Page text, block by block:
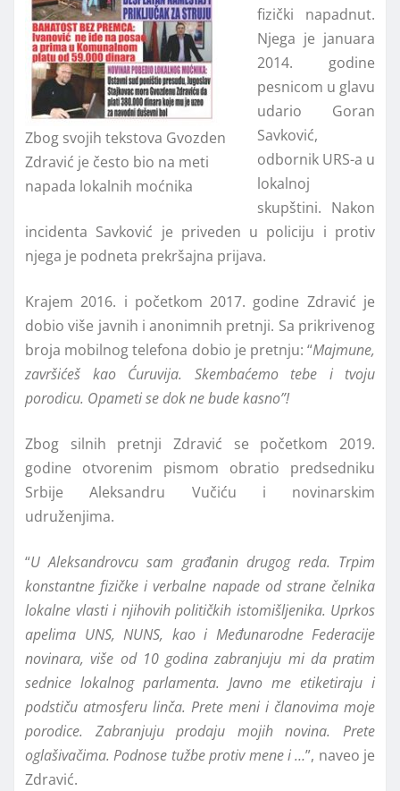
Zbog svojih tekstova Gvozden
Zdravić je često bio na meti
napada lokalnih moćnika
fizički napadnut.
Njega je januara
2014. godine
pesnicom u glavu
udario Goran
Savković,
odbornik URS-a u
lokalnoj
skupštini. Nakon
incidenta Savković je priveden u policiju i protiv
njega je podneta prekršajna prijava.
Krajem 2016. i početkom 2017. godine Zdravić je
dobio više javnih i anonimnih pretnji. Sa prikrivenog
broja mobilnog telefona dobio je pretnju: “Majmune,
završićeš kao Ćuruvija. Skembaćemo tebe i tvoju
porodicu. Opameti se dok ne bude kasno”!
Zbog silnih pretnji Zdravić se početkom 2019.
godine otvorenim pismom obratio predsedniku
Srbije Aleksandru Vučiću i novinarskim
udruženjima.
“U Aleksandrovcu sam građanin drugog reda. Trpim
konstantne fizičke i verbalne napade od strane čelnika
lokalne vlasti i njihovih političkih istomišljenika. Uprkos
apelima UNS, NUNS, kao i Međunarodne Federacije
novinara, više od 10 godina zabranjuju mi da pratim
sednice lokalnog parlamenta. Javno me etiketiraju i
podstiču atmosferu linča. Prete meni i članovima moje
porodice. Zabranjuju prodaju mojih novina. Prete
oglašivačima. Podnose tužbe protiv mene i …”, naveo je
Zdravić.